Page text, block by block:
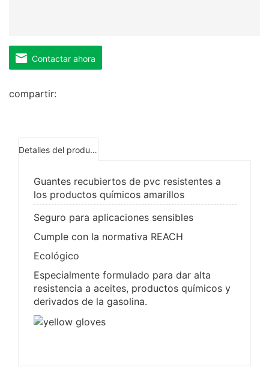
Contactar ahora
compartir:
Detalles del producto
Guantes recubiertos de pvc resistentes a
los productos químicos amarillos
Seguro para aplicaciones sensibles
Cumple con la normativa REACH
Ecológico
Especialmente formulado para dar alta
resistencia a aceites, productos químicos y
derivados de la gasolina.